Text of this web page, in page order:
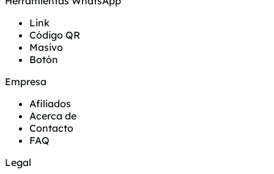
Link
Código QR
Masivo
Botón
Empresa
Afiliados
Acerca de
Contacto
FAQ
Legal